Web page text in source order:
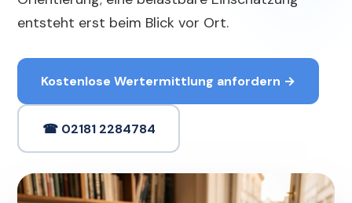
entsteht erst beim Blick vor Ort.
Kostenlose Wertermittlung anfordern →
☎ 02181 2284784